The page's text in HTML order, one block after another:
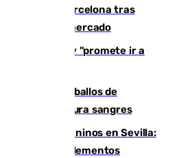
por el Barcelona tras
el mercado
su respaldo y "promete ir a
carreras de caballos de
con 27 pura sangres
de parques caninos en Sevilla:
contienen elementos